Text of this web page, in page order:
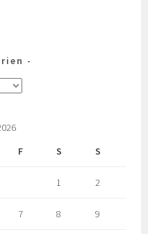
F S S
1 2
7 8 9